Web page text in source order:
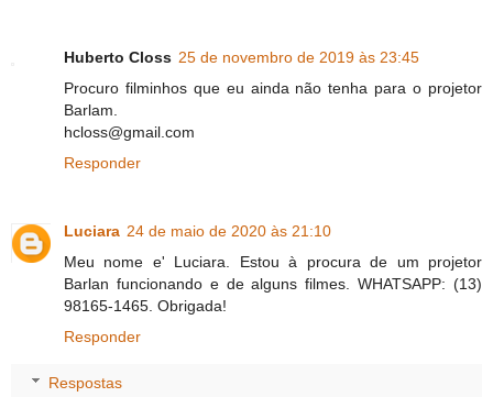
Huberto Closs 25 de novembro de 2019 às 23:45
Procuro filminhos que eu ainda não tenha para o projetor
Barlam.
hcloss@gmail.com
Responder
Luciara 24 de maio de 2020 às 21:10
Meu nome e' Luciara. Estou à procura de um projetor
Barlan funcionando e de alguns filmes. WHATSAPP: (13)
98165-1465. Obrigada!
Responder
Respostas